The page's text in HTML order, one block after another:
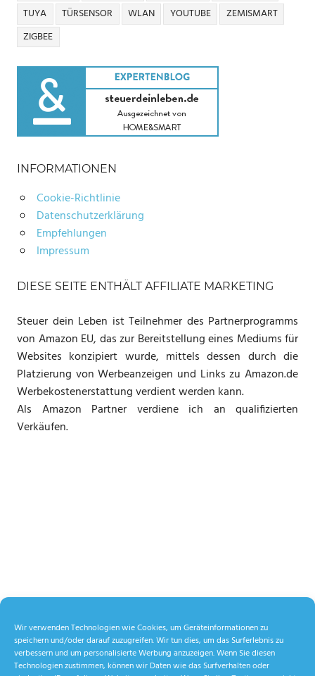
Wir verwenden Technologien wie Cookies, um Geräteinformationen zu
speichern und/oder darauf zuzugreifen. Wir tun dies, um das Surferlebnis zu
verbessern und um personalisierte Werbung anzuzeigen. Wenn Sie diesen
Technologien zustimmen, können wir Daten wie das Surfverhalten oder
TUYA
TÜRSENSOR WLAN YOUTUBE
ZEMISMART
ZIGBEE
INFORMATIONEN
Cookie-Richtlinie
Datenschutzerklärung
Empfehlungen
Impressum
DIESE SEITE ENTHÄLT AFFILIATE MARKETING
Steuer dein Leben ist Teilnehmer des Partnerprogramms
von Amazon EU, das zur Bereitstellung eines Mediums für
Websites konzipiert wurde, mittels dessen durch die
Platzierung von Werbeanzeigen und Links zu Amazon.de
Werbekostenerstattung verdient werden kann.
Als Amazon Partner verdiene ich an qualifizierten
Verkäufen.